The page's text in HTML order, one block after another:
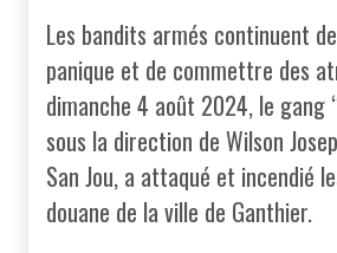
Les bandits armés continuent
panique et de commettre des
dimanche 4 août 2024, le gang
sous la direction de Wilson
San Jou, a attaqué et incendié
douane de la ville de Ganthier.